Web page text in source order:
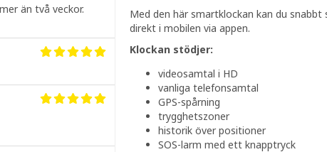
Med den här smartklockan kan du
direkt i mobilen via appen.
Klockan stödjer:
videosamtal i HD
vanliga telefonsamtal
GPS-spårning
trygghetszoner
historik över positioner
SOS-larm med ett knapptryck
än två veckor.